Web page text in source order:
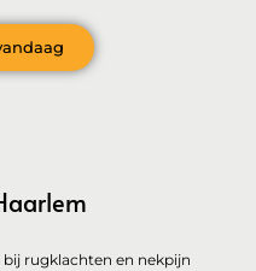
bij rugklachten en nekpijn